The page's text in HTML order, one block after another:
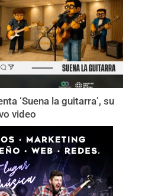
‘Suena la guitarra’, su
video